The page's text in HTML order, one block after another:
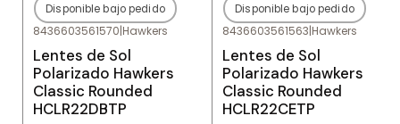
-80%OFF
Agotado
Disponible bajo pedido
8436603561570|Hawkers
Lentes de Sol
Polarizado Hawkers
Classic Rounded
HCLR22DBTP
-80%OFF
Agotado
Disponible bajo pedido
8436603561563|Hawkers
Lentes de Sol
Polarizado Hawkers
Classic Rounded
HCLR22CETP